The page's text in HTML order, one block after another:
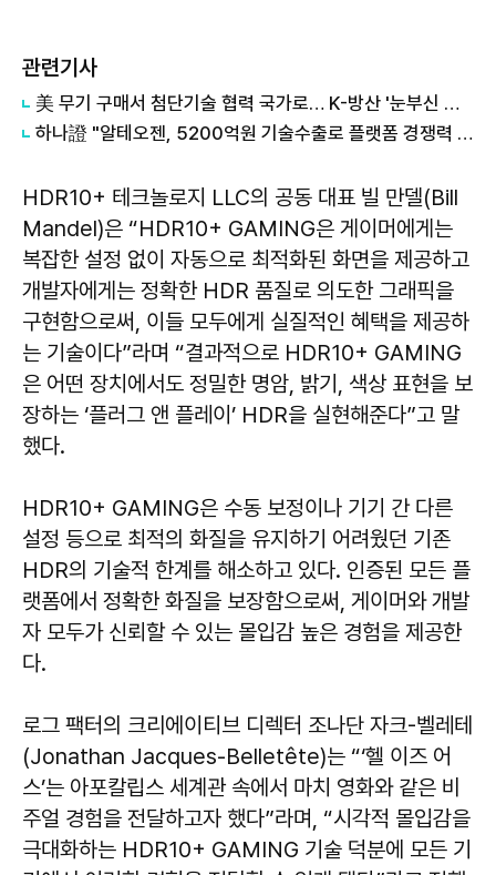
관련기사
美 무기 구매서 첨단기술 협력 국가로… K-방산 '눈부신 발전'
하나證 "알테오젠, 5200억원 기술수출로 플랫폼 경쟁력 입증…목표가↑"
HDR10+ 테크놀로지 LLC의 공동 대표 빌 만델(Bill
Mandel)은 “HDR10+ GAMING은 게이머에게는
복잡한 설정 없이 자동으로 최적화된 화면을 제공하고
개발자에게는 정확한 HDR 품질로 의도한 그래픽을
구현함으로써, 이들 모두에게 실질적인 혜택을 제공하
는 기술이다”라며 “결과적으로 HDR10+ GAMING
은 어떤 장치에서도 정밀한 명암, 밝기, 색상 표현을 보
장하는 ‘플러그 앤 플레이’ HDR을 실현해준다”고 말
했다.
HDR10+ GAMING은 수동 보정이나 기기 간 다른
설정 등으로 최적의 화질을 유지하기 어려웠던 기존
HDR의 기술적 한계를 해소하고 있다. 인증된 모든 플
랫폼에서 정확한 화질을 보장함으로써, 게이머와 개발
자 모두가 신뢰할 수 있는 몰입감 높은 경험을 제공한
다.
로그 팩터의 크리에이티브 디렉터 조나단 자크-벨레테
(Jonathan Jacques-Belletête)는 “‘헬 이즈 어
스’는 아포칼립스 세계관 속에서 마치 영화와 같은 비
주얼 경험을 전달하고자 했다”라며, “시각적 몰입감을
극대화하는 HDR10+ GAMING 기술 덕분에 모든 기